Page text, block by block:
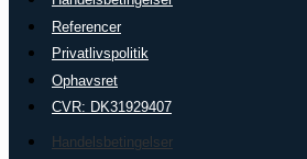
Referencer
Privatlivspolitik
Ophavsret
CVR: DK31929407
Handelsbetingelser